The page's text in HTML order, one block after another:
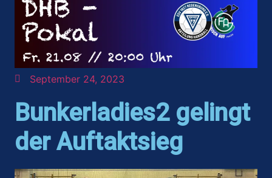
September 24, 2023
Bunkerladies2 gelingt
der Auftaktsieg